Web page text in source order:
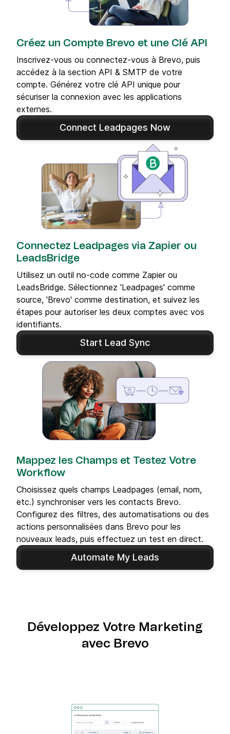
Créez un Compte Brevo et une Clé API
Inscrivez-vous ou connectez-vous à Brevo, puis
accédez à la section API & SMTP de votre
compte. Générez votre clé API unique pour
sécuriser la connexion avec les applications
externes.
Connect Leadpages Now
Connectez Leadpages via Zapier ou
LeadsBridge
Utilisez un outil no-code comme Zapier ou
LeadsBridge. Sélectionnez 'Leadpages' comme
source, 'Brevo' comme destination, et suivez les
étapes pour autoriser les deux comptes avec vos
identifiants.
Start Lead Sync
Mappez les Champs et Testez Votre
Workflow
Choisissez quels champs Leadpages (email, nom,
etc.) synchroniser vers les contacts Brevo.
Configurez des filtres, des automatisations ou des
actions personnalisées dans Brevo pour les
nouveaux leads, puis effectuez un test en direct.
Automate My Leads
Développez Votre Marketing
avec Brevo